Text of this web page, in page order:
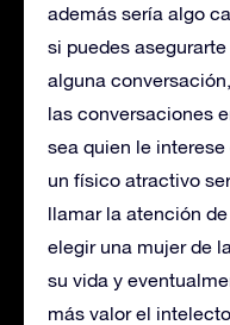
además sería algo
si puedes
alguna
las conversaciones
sea quien le
un físico atractivo
llamar la atención
elegir una mujer de
su vida y
más valor el